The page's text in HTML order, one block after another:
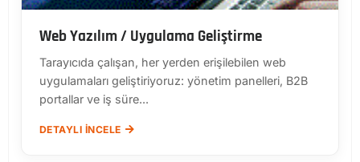
Web Yazılım / Uygulama Geliştirme
Tarayıcıda çalışan, her yerden erişilebilen web
uygulamaları geliştiriyoruz: yönetim panelleri, B2B
portallar ve iş süre...
DETAYLI İNCELE